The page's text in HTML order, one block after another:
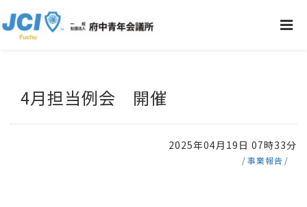
4月担当例会 開催
2025年04月19日 07時33分
事業報告